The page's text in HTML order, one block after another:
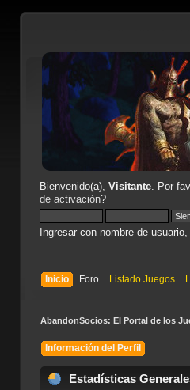
Bienvenido(a), Visitante. Por
de activación?
Ingresar con nombre de
Inicio Foro Listado Juegos
AbandonSocios: El Portal de los
Información del Perfil
Estadísticas